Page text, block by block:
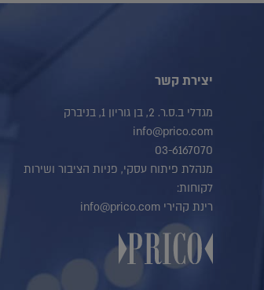
יצירת קשר
מגדלי ב.ס.ר. 2, בן גוריון 1, בניברק
info@prico.com
03-6167070
מנהלת פיתוח עסקי, פניות הציבור ושירות
לקוחות:
רינת קהירי info@prico.com